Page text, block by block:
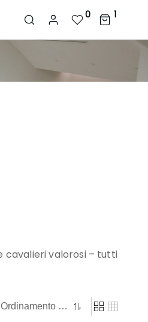
0 1
cavalieri valorosi – tutti